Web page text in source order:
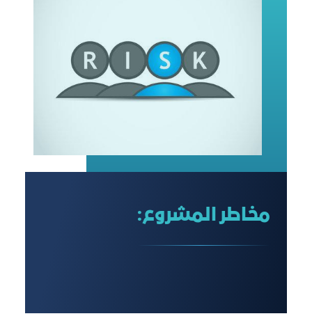
مخاطر المشروع: